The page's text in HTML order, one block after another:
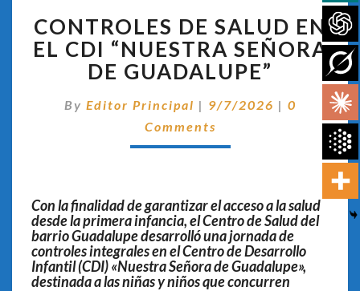
DE
SALUD
EN
EL
“NUESTRA
SEÑORA
DE
CONTROLES DE SALUD EN
EL CDI “NUESTRA SEÑORA
DE GUADALUPE”
By Editor Principal | 9/7/2026 | 0
Comments
Con la finalidad de garantizar el acceso a la salud
desde la primera infancia, el Centro de Salud del
barrio Guadalupe desarrolló una jornada de
controles integrales en el Centro de Desarrollo
Infantil (CDI) «Nuestra Señora de Guadalupe»,
destinada a las niñas y niños que concurren